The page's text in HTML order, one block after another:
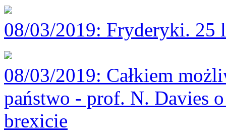
08/03/2019: Fryderyki. 25
08/03/2019: Całkiem
państwo - prof. N. Davies
brexicie